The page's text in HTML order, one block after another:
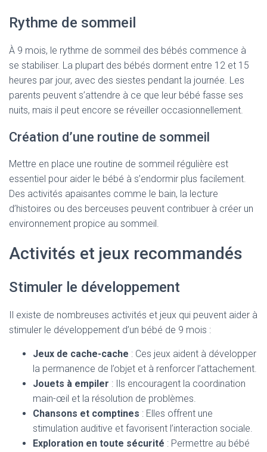
Rythme de sommeil
À 9 mois, le rythme de sommeil des bébés commence à
se stabiliser. La plupart des bébés dorment entre 12 et 15
heures par jour, avec des siestes pendant la journée. Les
parents peuvent s’attendre à ce que leur bébé fasse ses
nuits, mais il peut encore se réveiller occasionnellement.
Création d’une routine de sommeil
Mettre en place une routine de sommeil régulière est
essentiel pour aider le bébé à s’endormir plus facilement.
Des activités apaisantes comme le bain, la lecture
d’histoires ou des berceuses peuvent contribuer à créer un
environnement propice au sommeil.
Activités et jeux recommandés
Stimuler le développement
Il existe de nombreuses activités et jeux qui peuvent aider à
stimuler le développement d’un bébé de 9 mois :
Jeux de cache-cache : Ces jeux aident à développer
la permanence de l’objet et à renforcer l’attachement.
Jouets à empiler : Ils encouragent la coordination
main-œil et la résolution de problèmes.
Chansons et comptines : Elles offrent une
stimulation auditive et favorisent l’interaction sociale.
Exploration en toute sécurité : Permettre au bébé